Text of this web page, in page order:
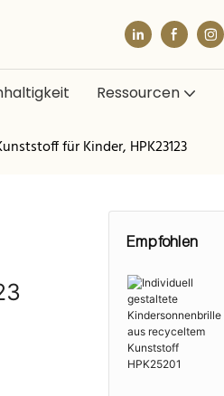
Ressourcen
für Kinder, HPK23123
Empfohlen